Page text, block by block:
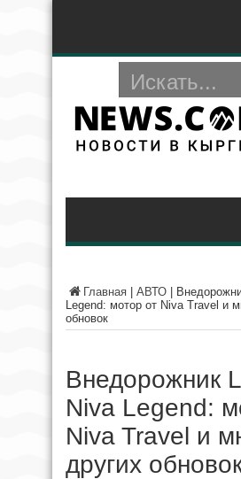
Главная АВТО
Legend: мотор от Niva Travel и
обновок
Внедорожник
Niva Legend:
Niva Travel и
других